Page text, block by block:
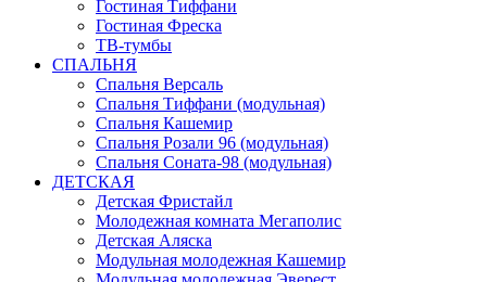
Гостиная Тиффани
Гостиная Фреска
ТВ-тумбы
СПАЛЬНЯ
Спальня Версаль
Спальня Тиффани (модульная)
Спальня Кашемир
Спальня Розали 96 (модульная)
Спальня Соната-98 (модульная)
ДЕТСКАЯ
Детская Фристайл
Молодежная комната Мегаполис
Детская Аляска
Модульная молодежная Кашемир